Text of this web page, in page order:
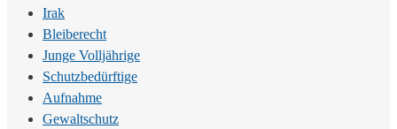
Irak
Bleiberecht
Junge Volljährige
Schutzbedürftige
Aufnahme
Gewaltschutz